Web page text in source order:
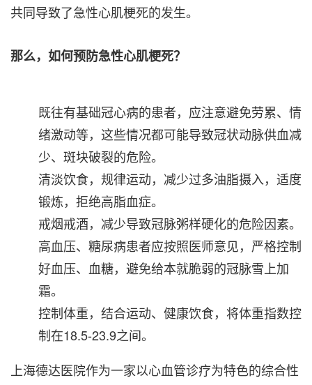
共同导致了急性心肌梗死的发生。
那么，如何预防急性心肌梗死？
既往有基础冠心病的患者，应注意避免劳累、情
绪激动等，这些情况都可能导致冠状动脉供血减
少、斑块破裂的危险。
清淡饮食，规律运动，减少过多油脂摄入，适度
锻炼，拒绝高脂血症。
戒烟戒酒，减少导致冠脉粥样硬化的危险因素。
高血压、糖尿病患者应按照医师意见，严格控制
好血压、血糖，避免给本就脆弱的冠脉雪上加
霜。
控制体重，结合运动、健康饮食，将体重指数控
制在18.5-23.9之间。
上海德达医院作为一家以心血管诊疗为特色的综合性